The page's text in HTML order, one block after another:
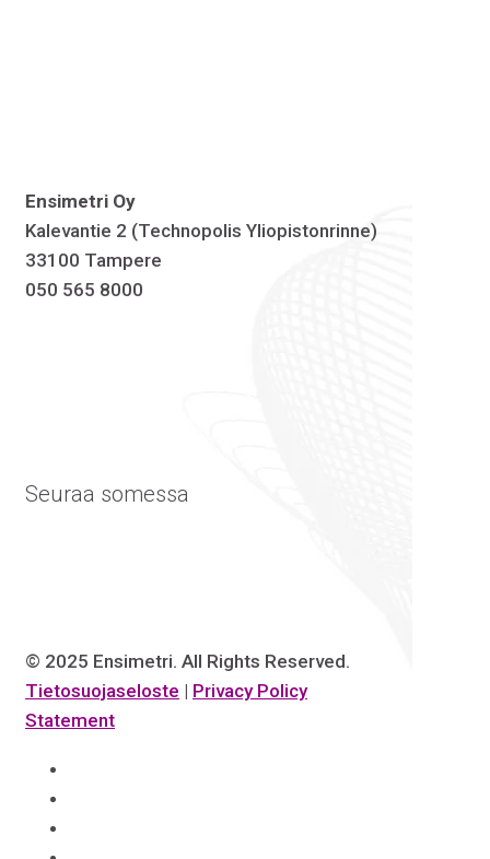
Ensimetri Oy
Kalevantie 2 (Technopolis Yliopistonrinne)
33100 Tampere
050 565 8000
Seuraa somessa
© 2025 Ensimetri. All Rights Reserved.
Tietosuojaseloste | Privacy Policy
Statement